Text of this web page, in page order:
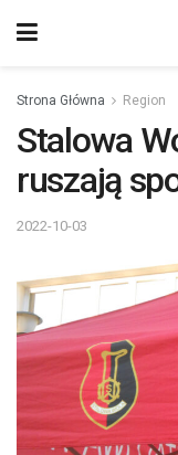
Strona Główna Region
Stalowa
ruszają
2022-10-03